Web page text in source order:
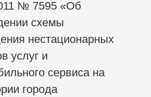
№ 7595 «Об
схемы
нестационарных
услуг и
сервиса на
города